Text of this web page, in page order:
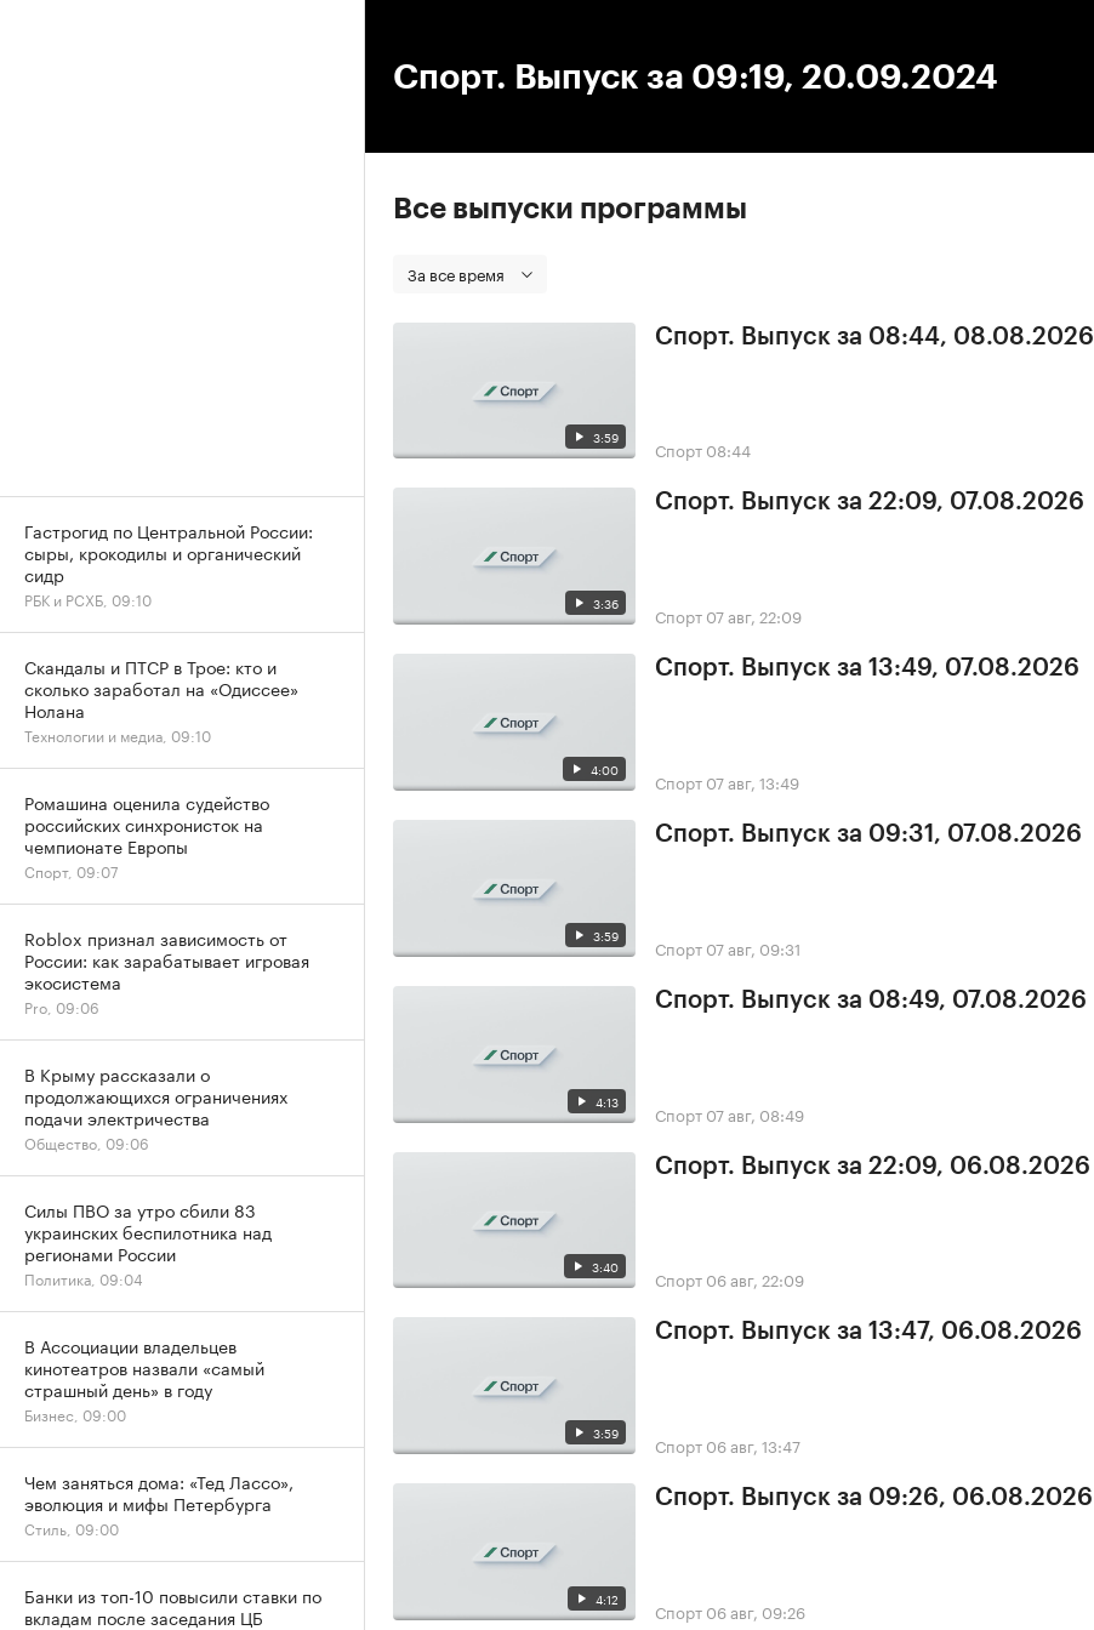
Спорт. Выпуск за 09:19, 20.09.2024
Все выпуски программы
За все время
3:59
Спорт. Выпуск за 08:44, 08.08.2026
Спорт 08:44
3:36
Спорт. Выпуск за 22:09, 07.08.2026
Спорт 07 авг, 22:09
4:00
Спорт. Выпуск за 13:49, 07.08.2026
Спорт 07 авг, 13:49
3:59
Спорт. Выпуск за 09:31, 07.08.2026
Спорт 07 авг, 09:31
4:13
Спорт. Выпуск за 08:49, 07.08.2026
Спорт 07 авг, 08:49
3:40
Спорт. Выпуск за 22:09, 06.08.2026
Спорт 06 авг, 22:09
3:59
Спорт. Выпуск за 13:47, 06.08.2026
Спорт 06 авг, 13:47
4:12
Спорт. Выпуск за 09:26, 06.08.2026
Спорт 06 авг, 09:26
Гастрогид по Центральной России:
сыры, крокодилы и органический
сидр
РБК и РСХБ, 09:10
Скандалы и ПТСР в Трое: кто и
сколько заработал на «Одиссее»
Нолана
Технологии и медиа, 09:10
Ромашина оценила судейство
российских синхронисток на
чемпионате Европы
Спорт, 09:07
Roblox признал зависимость от
России: как зарабатывает игровая
экосистема
Pro, 09:06
В Крыму рассказали о
продолжающихся ограничениях
подачи электричества
Общество, 09:06
Силы ПВО за утро сбили 83
украинских беспилотника над
регионами России
Политика, 09:04
В Ассоциации владельцев
кинотеатров назвали «самый
страшный день» в году
Бизнес, 09:00
Чем заняться дома: «Тед Лассо»,
эволюция и мифы Петербурга
Стиль, 09:00
Банки из топ-10 повысили ставки по
вкладам после заседания ЦБ